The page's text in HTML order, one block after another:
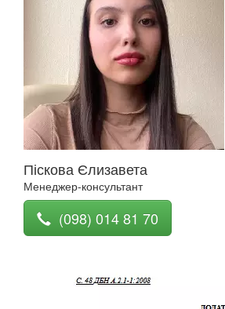
Піскова Єлизавета
Менеджер-консультант
(098) 014 81 70